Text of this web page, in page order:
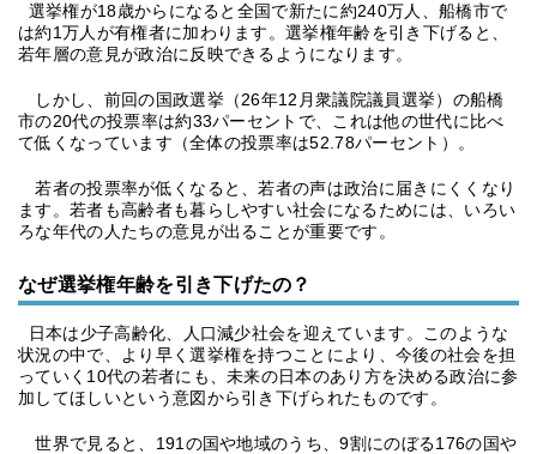
選挙権が18歳からになると全国で新たに約240万人、船橋市で
は約1万人が有権者に加わります。選挙権年齢を引き下げると、
若年層の意見が政治に反映できるようになります。
しかし、前回の国政選挙（26年12月衆議院議員選挙）の船橋
市の20代の投票率は約33パーセントで、これは他の世代に比べ
て低くなっています（全体の投票率は52.78パーセント）。
若者の投票率が低くなると、若者の声は政治に届きにくくなり
ます。若者も高齢者も暮らしやすい社会になるためには、いろい
ろな年代の人たちの意見が出ることが重要です。
なぜ選挙権年齢を引き下げたの？
日本は少子高齢化、人口減少社会を迎えています。このような
状況の中で、より早く選挙権を持つことにより、今後の社会を担
っていく10代の若者にも、未来の日本のあり方を決める政治に参
加してほしいという意図から引き下げられたものです。
世界で見ると、191の国や地域のうち、9割にのぼる176の国や